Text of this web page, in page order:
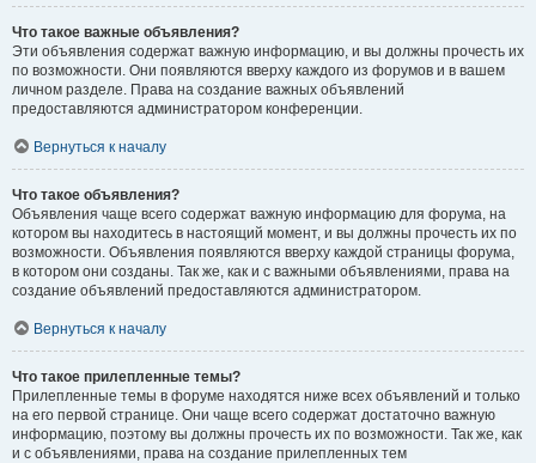
Что такое важные объявления?
Эти объявления содержат важную информацию, и вы должны прочесть их
по возможности. Они появляются вверху каждого из форумов и в вашем
личном разделе. Права на создание важных объявлений
предоставляются администратором конференции.
Вернуться к началу
Что такое объявления?
Объявления чаще всего содержат важную информацию для форума, на
котором вы находитесь в настоящий момент, и вы должны прочесть их по
возможности. Объявления появляются вверху каждой страницы форума,
в котором они созданы. Так же, как и с важными объявлениями, права на
создание объявлений предоставляются администратором.
Вернуться к началу
Что такое прилепленные темы?
Прилепленные темы в форуме находятся ниже всех объявлений и только
на его первой странице. Они чаще всего содержат достаточно важную
информацию, поэтому вы должны прочесть их по возможности. Так же, как
и с объявлениями, права на создание прилепленных тем